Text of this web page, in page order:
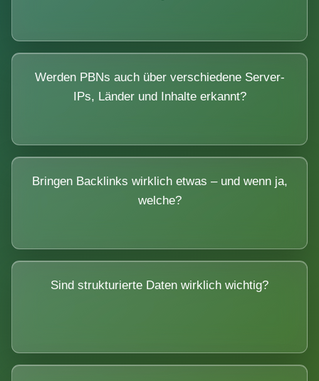
Werden PBNs auch über verschiedene Server-
IPs, Länder und Inhalte erkannt?
Bringen Backlinks wirklich etwas – und wenn ja,
welche?
Sind strukturierte Daten wirklich wichtig?